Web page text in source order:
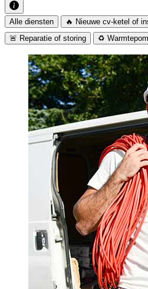
Alle diensten 🔥 Nieuwe cv-ketel of
🚨 Reparatie of storing
♻️